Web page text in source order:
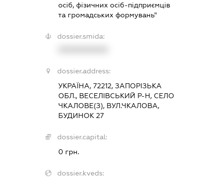
осіб, фізичних осіб-підприємців
та громадських формувань"
dossier.smida:
dossier.address:
УКРАЇНА, 72212, ЗАПОРІЗЬКА
ОБЛ., ВЕСЕЛІВСЬКИЙ Р-Н, СЕЛО
ЧКАЛОВЕ(З), ВУЛ.ЧКАЛОВА,
БУДИНОК 27
dossier.capital:
0 грн.
dossier.kveds: